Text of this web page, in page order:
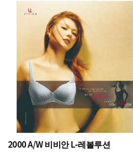
2000 A/W 비비안 L-레볼루션